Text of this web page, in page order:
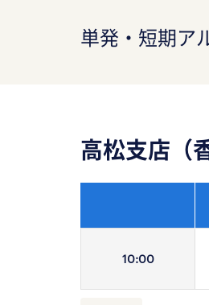
単発・短期ア
高松支店（
10:00